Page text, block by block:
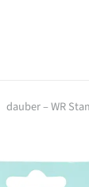
dauber – WR